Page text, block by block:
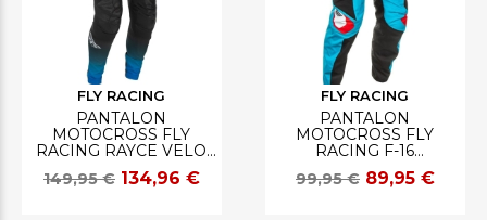
FLY RACING
PANTALON
MOTOCROSS FLY
RACING RAYCE VELO
BLEU/NOIR/BLANC
149,95 € 134,96 €
FLY RACING
PANTALON
MOTOCROSS FLY
RACING F-16
CYAN/NOIR/BLANC
99,95 € 89,95 €